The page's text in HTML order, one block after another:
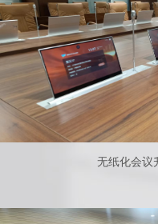
无纸化会议